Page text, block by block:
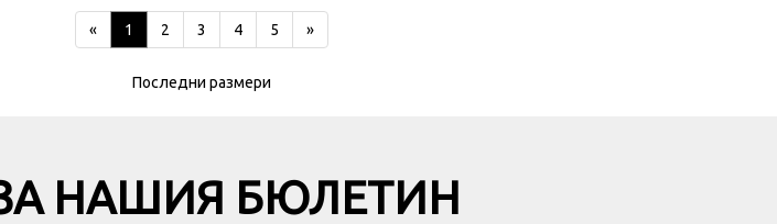
« 1 2 3 4 5 »
Последни размери
НАШИЯ БЮЛЕТИН